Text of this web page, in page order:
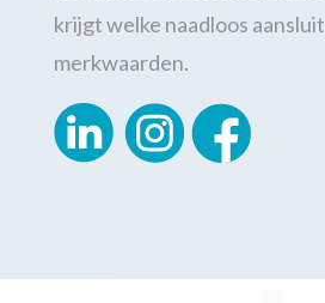
krijgt welke naadloos
merkwaarden.